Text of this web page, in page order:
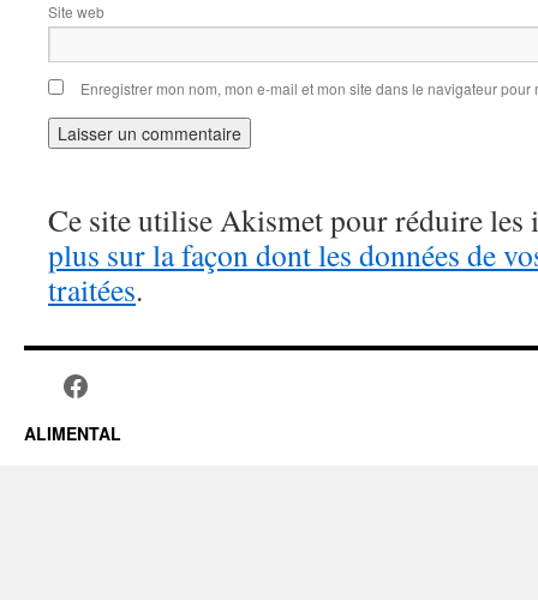
Site web
Enregistrer mon nom, mon e-mail et mon site dans le navigateur
Ce site utilise Akismet pour réduire les
plus sur la façon dont les données de
traitées.
ALIMENTAL